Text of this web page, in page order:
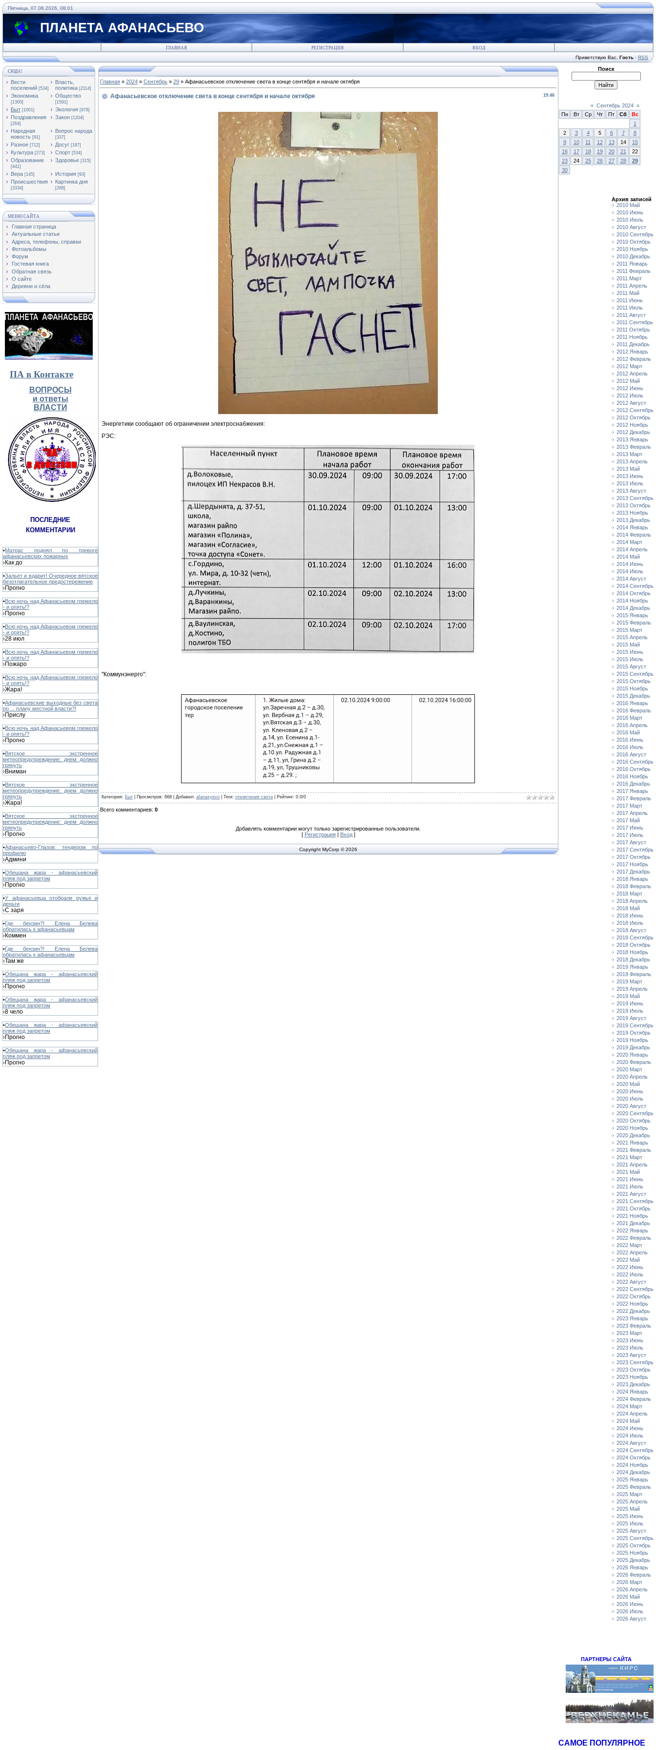
Пятница, 07.08.2026, 08:01
ПЛАНЕТА АФАНАСЬЕВО
ГЛАВНАЯ РЕГИСТРАЦИЯ ВХОД
Приветствую Вас Гость · RSS
СЮДА!
Вести
поселений [534]
Власть,
политика [2114]
Экономика
[1300]
Общество
[1591]
Быт [1001] Экология [978]
Поздравления
[264]
Закон [1204]
Народная
новость [91]
Вопрос народа
[337]
Разное [712] Досуг [187]
Культура [273] Спорт [534]
Образование
[441]
Здоровье [315]
Вера [145] История [93]
Происшествия
[3334]
Картинка дня
[288]
МЕНЮ САЙТА
Главная страница
Актуальные статьи
Адреса, телефоны, справки
Фотоальбомы
Форум
Гостевая книга
Обратная связь
О сайте
Деревни и сёла
ПА в Контакте
ВОПРОСЫ
и ответы
ВЛАСТИ
ПОСЛЕДНИЕ
КОММЕНТАРИИ
•Матрас поднял по тревоге
афанасьевских пожарных
›Как до
•Зальет и вдарит! Очередное вятское
безотлагательное предостережение
›Прогно
•Всю ночь над Афанасьевом гремело
- и опять!?
›Прогно
•Всю ночь над Афанасьевом гремело
- и опять!?
›28 июл
•Всю ночь над Афанасьевом гремело
- и опять!?
›Пожаро
•Всю ночь над Афанасьевом гремело
- и опять!?
›Жара!
•Афанасьевские выходные без света
по ... плану местной власти?!
›Прислу
•Всю ночь над Афанасьевом гремело
- и опять!?
›Прогно
•Вятское экстренное
метеопредупреждение: днем должно
грянуть
›Вниман
•Вятское экстренное
метеопредупреждение: днем должно
грянуть
›Жара!
•Вятское экстренное
метеопредупреждение: днем должно
грянуть
›Прогно
•Афанасьево-Глазов: тендером по
профилю
›Админи
•Обещана жара - афанасьевский
пляж под запретом
›Прогно
•У афанасьевца отобрали ружье и
деньги
›С заря
•Где бензин?! Елена Белева
обратилась к афанасьевцам
›Коммен
•Где бензин?! Елена Белева
обратилась к афанасьевцам
›Там же
•Обещана жара - афанасьевский
пляж под запретом
›Прогно
•Обещана жара - афанасьевский
пляж под запретом
›8 чело
•Обещана жара - афанасьевский
пляж под запретом
›Прогно
•Обещана жара - афанасьевский
пляж под запретом
›Прогно
Главная » 2024 » Сентябрь » 29 » Афанасьевское отключение света в конце сентября и начале октября
19:46
Афанасьевское отключение света в конце сентября и начале октября
Энергетики сообщают об ограничении электроснабжения:
РЭС:
"Коммунэнерго":
Категория: Быт Просмотров: 668 | Добавил: afanasyevo Теги: отключение света Рейтинг: 0.0/0
Всего комментариев: 0
Добавлять комментарии могут только зарегистрированные пользователи.
[ Регистрация| Вход]
Copyright MyCorp © 2026
Поиск
« Сентябрь 2024 »
Пн
Вт Ср Чт Пт Сб
Вс
1
2
3 4 5 6 7
8
9
10 11 12 13 14
15
16
17 18 19 20 21
22
23
24 25 26 27 28
29
30
Архив записей
2010 Май
2010 Июнь
2010 Июль
2010 Август
2010 Сентябрь
2010 Октябрь
2010 Ноябрь
2010 Декабрь
2011 Январь
2011 Февраль
2011 Март
2011 Апрель
2011 Май
2011 Июнь
2011 Июль
2011 Август
2011 Сентябрь
2011 Октябрь
2011 Ноябрь
2011 Декабрь
2012 Январь
2012 Февраль
2012 Март
2012 Апрель
2012 Май
2012 Июнь
2012 Июль
2012 Август
2012 Сентябрь
2012 Октябрь
2012 Ноябрь
2012 Декабрь
2013 Январь
2013 Февраль
2013 Март
2013 Апрель
2013 Май
2013 Июнь
2013 Июль
2013 Август
2013 Сентябрь
2013 Октябрь
2013 Ноябрь
2013 Декабрь
2014 Январь
2014 Февраль
2014 Март
2014 Апрель
2014 Май
2014 Июнь
2014 Июль
2014 Август
2014 Сентябрь
2014 Октябрь
2014 Ноябрь
2014 Декабрь
2015 Январь
2015 Февраль
2015 Март
2015 Апрель
2015 Май
2015 Июнь
2015 Июль
2015 Август
2015 Сентябрь
2015 Октябрь
2015 Ноябрь
2015 Декабрь
2016 Январь
2016 Февраль
2016 Март
2016 Апрель
2016 Май
2016 Июнь
2016 Июль
2016 Август
2016 Сентябрь
2016 Октябрь
2016 Ноябрь
2016 Декабрь
2017 Январь
2017 Февраль
2017 Март
2017 Апрель
2017 Май
2017 Июнь
2017 Июль
2017 Август
2017 Сентябрь
2017 Октябрь
2017 Ноябрь
2017 Декабрь
2018 Январь
2018 Февраль
2018 Март
2018 Апрель
2018 Май
2018 Июнь
2018 Июль
2018 Август
2018 Сентябрь
2018 Октябрь
2018 Ноябрь
2018 Декабрь
2019 Январь
2019 Февраль
2019 Март
2019 Апрель
2019 Май
2019 Июнь
2019 Июль
2019 Август
2019 Сентябрь
2019 Октябрь
2019 Ноябрь
2019 Декабрь
2020 Январь
2020 Февраль
2020 Март
2020 Апрель
2020 Май
2020 Июнь
2020 Июль
2020 Август
2020 Сентябрь
2020 Октябрь
2020 Ноябрь
2020 Декабрь
2021 Январь
2021 Февраль
2021 Март
2021 Апрель
2021 Май
2021 Июнь
2021 Июль
2021 Август
2021 Сентябрь
2021 Октябрь
2021 Ноябрь
2021 Декабрь
2022 Январь
2022 Февраль
2022 Март
2022 Апрель
2022 Май
2022 Июнь
2022 Июль
2022 Август
2022 Сентябрь
2022 Октябрь
2022 Ноябрь
2022 Декабрь
2023 Январь
2023 Февраль
2023 Март
2023 Июнь
2023 Июль
2023 Август
2023 Сентябрь
2023 Октябрь
2023 Ноябрь
2023 Декабрь
2024 Январь
2024 Февраль
2024 Март
2024 Апрель
2024 Май
2024 Июнь
2024 Июль
2024 Август
2024 Сентябрь
2024 Октябрь
2024 Ноябрь
2024 Декабрь
2025 Январь
2025 Февраль
2025 Март
2025 Апрель
2025 Май
2025 Июнь
2025 Июль
2025 Август
2025 Сентябрь
2025 Октябрь
2025 Ноябрь
2025 Декабрь
2026 Январь
2026 Февраль
2026 Март
2026 Апрель
2026 Май
2026 Июнь
2026 Июль
2026 Август
ПАРТНЕРЫ САЙТА
САМОЕ ПОПУЛЯРНОЕ